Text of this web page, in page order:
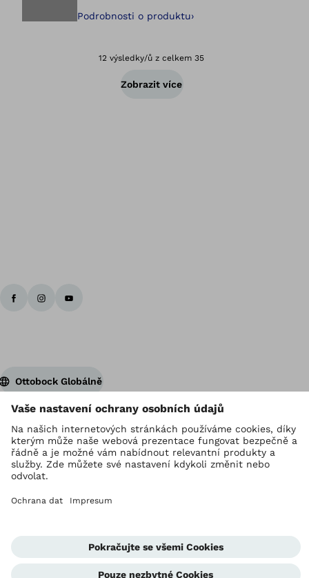
Podrobnosti o produktu›
12 výsledky/ů z celkem 35
Zobrazit více
Ottobock Globálně
Držitelem autorských práv je Ottobock
Nastavení ochrany osobních údajů
Jednotka whistleblowingu